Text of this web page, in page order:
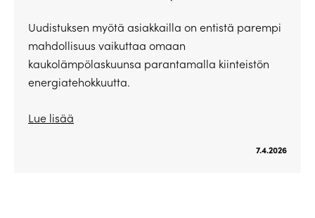
Uudistuksen myötä asiakkailla on entistä parempi
mahdollisuus vaikuttaa omaan
kaukolämpölaskuunsa parantamalla kiinteistön
energiatehokkuutta.
Lue lisää
7.4.2026